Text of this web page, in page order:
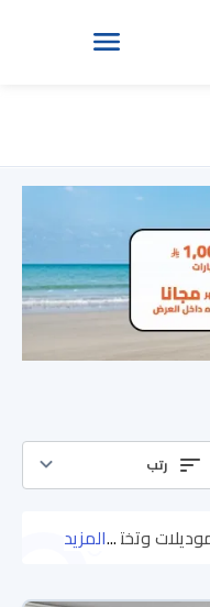
رتب
...المزيد